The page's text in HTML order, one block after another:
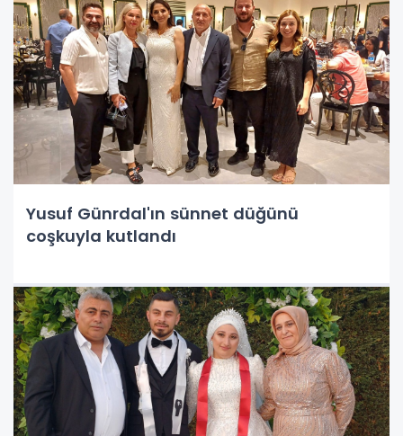
evine girdi.
Yusuf Günrdal'ın sünnet düğünü
coşkuyla kutlandı